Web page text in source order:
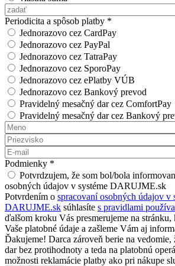
Vlastná suma
Periodicita a spôsob platby *
Jednorazovo cez CardPay
Jednorazovo cez PayPal
Jednorazovo cez TatraPay
Jednorazovo cez SporoPay
Jednorazovo cez ePlatby VÚB
Jednorazovo cez Bankový prevod
Pravidelný mesačný dar cez ComfortPay
Pravidelný mesačný dar cez Bankový
Meno
Priezvisko
E-mail
Podmienky *
Potvrdzujem, že som bol/bola
osobných údajov v systéme DARUJME.sk
Potvrdením o spracovaní osobných údajov v
DARUJME.sk súhlasíte s pravidlami
ďalšom kroku Vás presmerujeme na
Vaše platobné údaje a zašleme Vám aj
Ďakujeme! Darca zároveň berie na
dar bez protihodnoty a teda na platobnú
možnosti reklamácie platby ako pri nákupe